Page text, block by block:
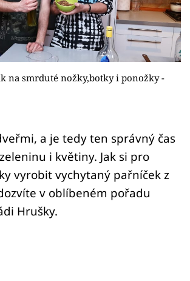
na smrduté nožky,botky i ponožky -
a je tedy ten správný čas
i květiny. Jak si pro
vyrobit vychytaný pařníček z
v oblíbeném pořadu
Hrušky.